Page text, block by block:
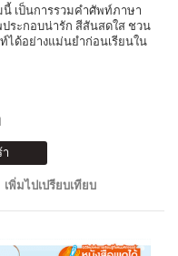
เป็นการรวมคำศัพท์ภาษา
ระกอบน่ารัก สีสันสดใส ชวน
ได้อย่างแม่นยำก่อนเรียนใน
เพิ่มไปเปรียบเทียบ